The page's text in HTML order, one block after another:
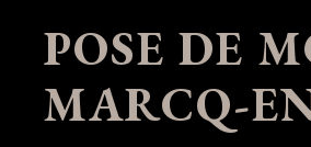
POSE DE MOQUETTE À
MARCQ-